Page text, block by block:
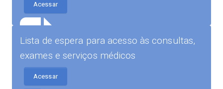
Acessar
Lista de espera para acesso às consultas,
exames e serviços médicos
Acessar